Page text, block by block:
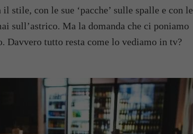
stile, con le sue ‘pacche’ sulle spalle e con le
sull’astrico. Ma la domanda che ci poniamo
Davvero tutto resta come lo vediamo in tv?